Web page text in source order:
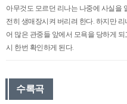
아무것도 모르던 리나는 나중에 사실을
전히 생매장시켜 버리려 한다. 하지만
어 많은 관중들 앞에서 모욕을 당하게
시 한번 확인하게 된다.
수록곡